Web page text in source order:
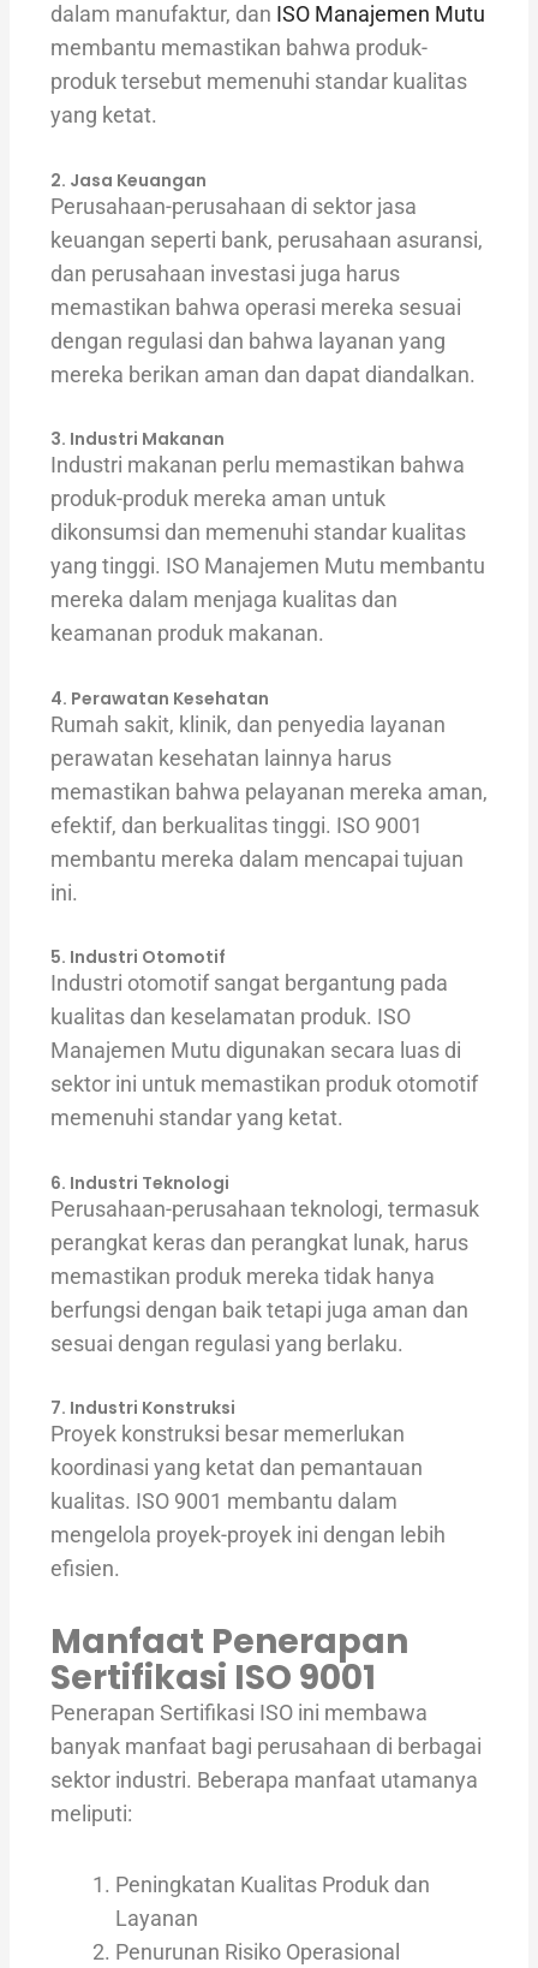
dalam manufaktur, dan ISO Manajemen Mutu
membantu memastikan bahwa produk-
produk tersebut memenuhi standar kualitas
yang ketat.
2. Jasa Keuangan
Perusahaan-perusahaan di sektor jasa
keuangan seperti bank, perusahaan asuransi,
dan perusahaan investasi juga harus
memastikan bahwa operasi mereka sesuai
dengan regulasi dan bahwa layanan yang
mereka berikan aman dan dapat diandalkan.
3. Industri Makanan
Industri makanan perlu memastikan bahwa
produk-produk mereka aman untuk
dikonsumsi dan memenuhi standar kualitas
yang tinggi. ISO Manajemen Mutu membantu
mereka dalam menjaga kualitas dan
keamanan produk makanan.
4. Perawatan Kesehatan
Rumah sakit, klinik, dan penyedia layanan
perawatan kesehatan lainnya harus
memastikan bahwa pelayanan mereka aman,
efektif, dan berkualitas tinggi. ISO 9001
membantu mereka dalam mencapai tujuan
ini.
5. Industri Otomotif
Industri otomotif sangat bergantung pada
kualitas dan keselamatan produk. ISO
Manajemen Mutu digunakan secara luas di
sektor ini untuk memastikan produk otomotif
memenuhi standar yang ketat.
6. Industri Teknologi
Perusahaan-perusahaan teknologi, termasuk
perangkat keras dan perangkat lunak, harus
memastikan produk mereka tidak hanya
berfungsi dengan baik tetapi juga aman dan
sesuai dengan regulasi yang berlaku.
7. Industri Konstruksi
Proyek konstruksi besar memerlukan
koordinasi yang ketat dan pemantauan
kualitas. ISO 9001 membantu dalam
mengelola proyek-proyek ini dengan lebih
efisien.
Manfaat Penerapan
Sertifikasi ISO 9001
Penerapan Sertifikasi ISO ini membawa
banyak manfaat bagi perusahaan di berbagai
sektor industri. Beberapa manfaat utamanya
meliputi:
Peningkatan Kualitas Produk dan
Layanan
Penurunan Risiko Operasional